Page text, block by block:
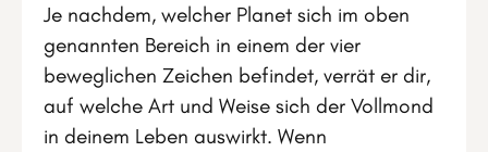
Je nachdem, welcher Planet sich im oben
genannten Bereich in einem der vier
beweglichen Zeichen befindet, verrät er dir,
auf welche Art und Weise sich der Vollmond
in deinem Leben auswirkt. Wenn